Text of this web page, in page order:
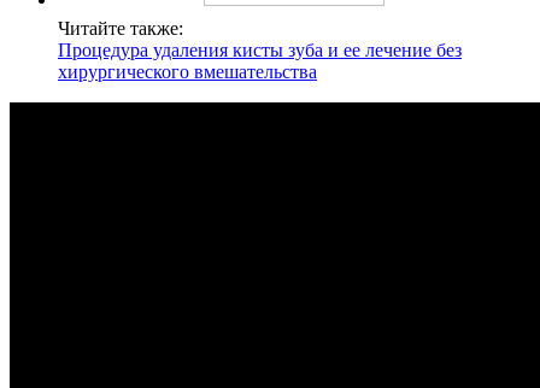
Читайте также:
Процедура удаления кисты зуба и ее лечение без
хирургического вмешательства